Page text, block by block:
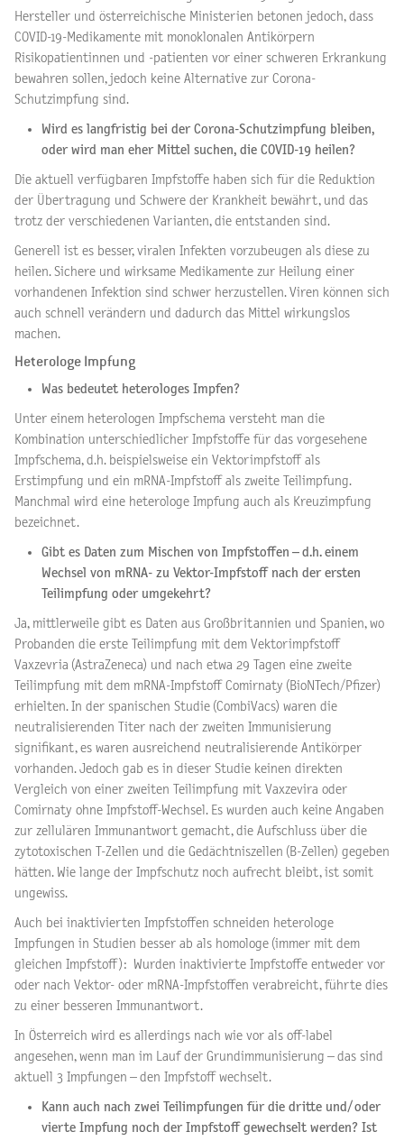
Hersteller und österreichische Ministerien betonen jedoch, dass
COVID-19-Medikamente mit monoklonalen Antikörpern
Risikopatientinnen und -patienten vor einer schweren Erkrankung
bewahren sollen, jedoch keine Alternative zur Corona-
Schutzimpfung sind.
Wird es langfristig bei der Corona-Schutzimpfung bleiben,
oder wird man eher Mittel suchen, die COVID-19 heilen?
Die aktuell verfügbaren Impfstoffe haben sich für die Reduktion
der Übertragung und Schwere der Krankheit bewährt, und das
trotz der verschiedenen Varianten, die entstanden sind.
Generell ist es besser, viralen Infekten vorzubeugen als diese zu
heilen. Sichere und wirksame Medikamente zur Heilung einer
vorhandenen Infektion sind schwer herzustellen. Viren können sich
auch schnell verändern und dadurch das Mittel wirkungslos
machen.
Heterologe Impfung
Was bedeutet heterologes Impfen?
Unter einem heterologen Impfschema versteht man die
Kombination unterschiedlicher Impfstoffe für das vorgesehene
Impfschema, d.h. beispielsweise ein Vektorimpfstoff als
Erstimpfung und ein mRNA-Impfstoff als zweite Teilimpfung.
Manchmal wird eine heterologe Impfung auch als Kreuzimpfung
bezeichnet.
Gibt es Daten zum Mischen von Impfstoffen – d.h. einem
Wechsel von mRNA- zu Vektor-Impfstoff nach der ersten
Teilimpfung oder umgekehrt?
Ja, mittlerweile gibt es Daten aus Großbritannien und Spanien, wo
Probanden die erste Teilimpfung mit dem Vektorimpfstoff
Vaxzevria (AstraZeneca) und nach etwa 29 Tagen eine zweite
Teilimpfung mit dem mRNA-Impfstoff Comirnaty (BioNTech/Pfizer)
erhielten. In der spanischen Studie (CombiVacs) waren die
neutralisierenden Titer nach der zweiten Immunisierung
signifikant, es waren ausreichend neutralisierende Antikörper
vorhanden. Jedoch gab es in dieser Studie keinen direkten
Vergleich von einer zweiten Teilimpfung mit Vaxzevira oder
Comirnaty ohne Impfstoff-Wechsel. Es wurden auch keine Angaben
zur zellulären Immunantwort gemacht, die Aufschluss über die
zytotoxischen T-Zellen und die Gedächtniszellen (B-Zellen) gegeben
hätten. Wie lange der Impfschutz noch aufrecht bleibt, ist somit
ungewiss.
Auch bei inaktivierten Impfstoffen schneiden heterologe
Impfungen in Studien besser ab als homologe (immer mit dem
gleichen Impfstoff): Wurden inaktivierte Impfstoffe entweder vor
oder nach Vektor- oder mRNA-Impfstoffen verabreicht, führte dies
zu einer besseren Immunantwort.
In Österreich wird es allerdings nach wie vor als off-label
angesehen, wenn man im Lauf der Grundimmunisierung – das sind
aktuell 3 Impfungen – den Impfstoff wechselt.
Kann auch nach zwei Teilimpfungen für die dritte und/ oder
vierte Impfung noch der Impfstoff gewechselt werden? Ist